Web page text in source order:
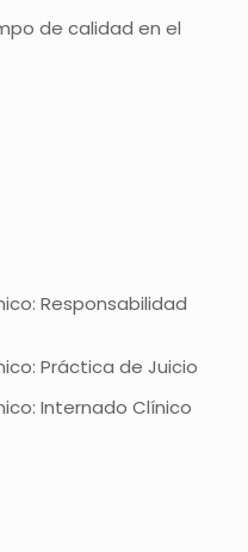
de calidad en el
Responsabilidad
Práctica de Juicio
Internado Clínico